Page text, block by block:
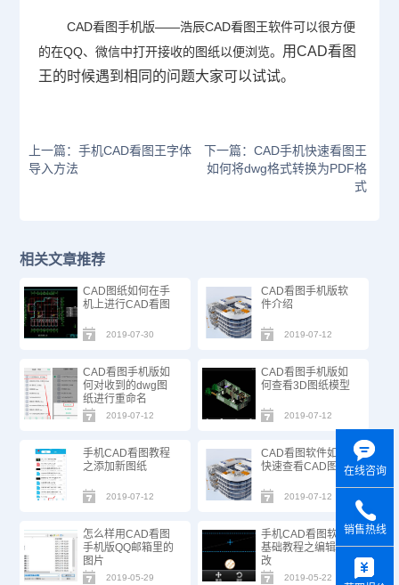
CAD看图手机版——浩辰CAD看图王软件可以很方便
的在QQ、微信中打开接收的图纸以便浏览。 用CAD看图
王的时候遇到相同的问题大家可以试试。
上一篇：手机CAD看图王字体
导入方法
下一篇：CAD手机快速看图王
如何将dwg格式转换为PDF格
式
相关文章推荐
CAD图纸如何在手
机上进行CAD看图
2019-07-30
CAD看图手机版软
件介绍
2019-07-12
CAD看图手机版如
何对收到的dwg图
纸进行重命名
2019-07-12
CAD看图手机版如
何查看3D图纸模型
2019-07-12
手机CAD看图教程
之添加新图纸
2019-07-12
CAD看图软件如何
快速查看CAD图纸
2019-07-12
怎么样用CAD看图
手机版QQ邮箱里的
图片
2019-05-29
手机CAD看图软件
基础教程之编辑修
改
2019-05-22
在线咨询
销售热线